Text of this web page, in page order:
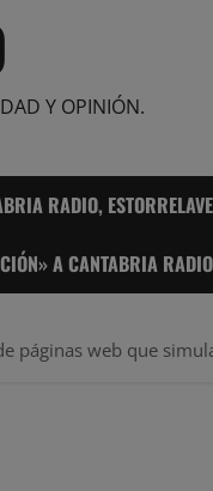
Y OPINIÓN.
RADIO,
A CANTABRIA RADIO
páginas web que